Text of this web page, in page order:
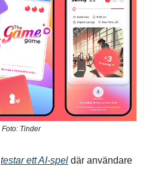
Foto: Tinder
testar ett AI-spel där användare